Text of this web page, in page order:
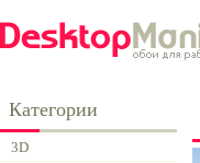
Категории
3D